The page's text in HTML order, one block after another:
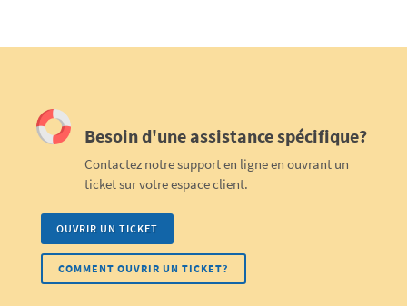
Besoin d'une assistance spécifique?
Contactez notre support en ligne en ouvrant un
ticket sur votre espace client.
OUVRIR UN TICKET
COMMENT OUVRIR UN TICKET?